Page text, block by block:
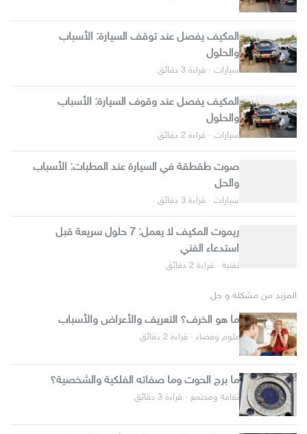
المكيف يفصل عند توقف السيارة: الأسباب
والحلول
سيارات · قراءة 3 دقائق
المكيف يفصل عند وقوف السيارة: الأسباب
والحلول
سيارات · قراءة 2 دقائق
صوت طقطقة في السيارة عند المطبات: الأسباب
والحل
سيارات · قراءة 3 دقائق
ريموت المكيف لا يعمل: 7 حلول سريعة قبل
استدعاء الفني
تقنية · قراءة 2 دقائق
المزيد من مشكلة و حل
ما هو الخرف؟ التعريف والأعراض والأسباب
علوم وفضاء · قراءة 2 دقائق
ما برج الحوت وما صفاته الفلكية والشخصية؟
ثقافة ومجتمع · قراءة 3 دقائق